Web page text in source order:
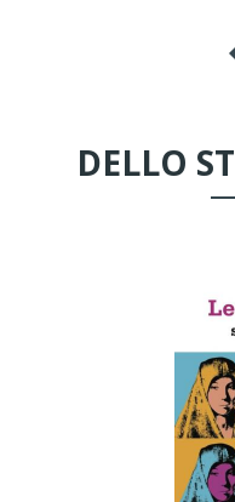
DELLO